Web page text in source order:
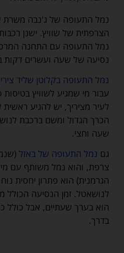
נמל התעופה של ג'נבה משרת
הצרפתית של שוויץ. ישנן
נמל התעופה עם התחנה
נסיעה של שעה ועשרים דקות
נמל התעופה בקלוטן שליד ציריך
עבור מי שמגיע לשוויץ בטיסות
לעיר מציריך, יש להגיע
הכרך הגדול ומשם ברכבת
שעה וחצי.
גםנמל התעופה של באזל
צרפת, והוא נמל משותף עם
הגרמנית) הוא פתרון יחסית
לנושאטל. זמן הנסיעה הכולל
הוא בערך שעתיים, אבל כולל
בדרך.